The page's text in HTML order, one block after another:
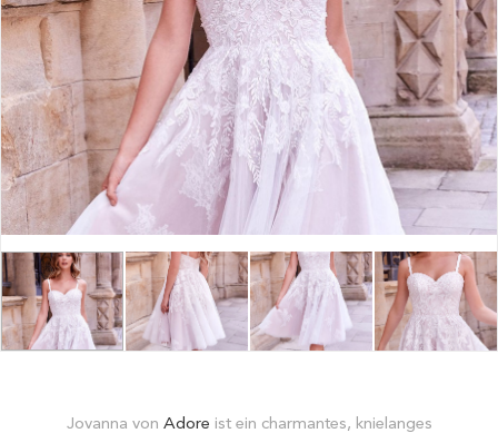
Jovanna von Adore ist ein charmantes, knielanges